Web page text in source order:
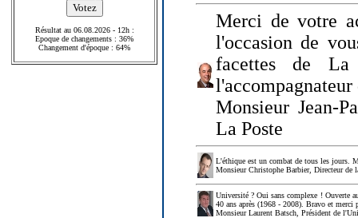
Résultat au 06.08.2026 - 12h :
Epoque de changements : 36%
Changement d'époque : 64%
Merci de votre
l'occasion de
facettes de
Monsieur Jean-
La Poste
L'éthique est un combat de tous les jours.
Monsieur Christophe Barbier, Directeur de
Université ? Oui sans complexe ! Ouverte
40 ans après (1968 - 2008). Bravo et merci
Monsieur Laurent Batsch, Président de